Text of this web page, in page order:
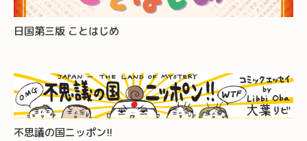
日国第三版 ことはじめ
不思議の国ニッポン!!